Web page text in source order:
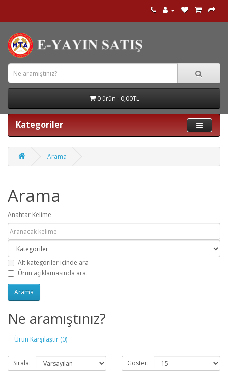
0 ürün - 0,00TL
Kategoriler
Arama
Arama
Anahtar Kelime
Alt kategoriler içinde ara
Ürün açıklamasında ara.
Ne aramıştınız?
Ürün Karşılaştır (0)
Sırala: Göster: